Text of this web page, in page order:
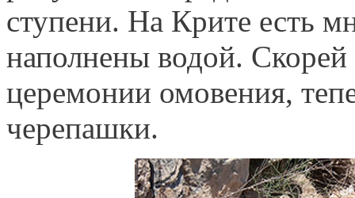
ступени. На Крите есть
наполнены водой. Скорей
церемонии омовения,
черепашки.